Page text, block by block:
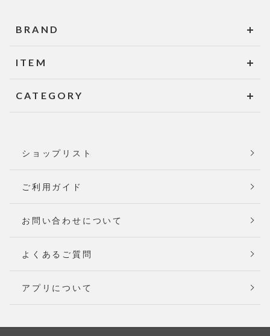
BRAND
ITEM
CATEGORY
ショップリスト
ご利用ガイド
お問い合わせについて
よくあるご質問
アプリについて